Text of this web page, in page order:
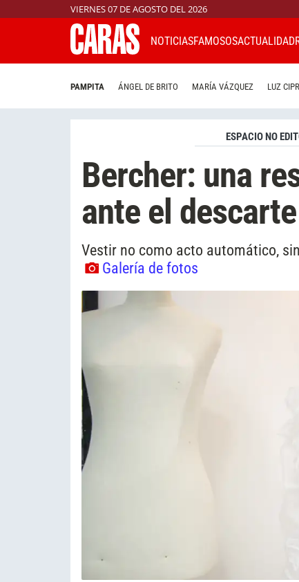
VIERNES 07 DE AGOSTO DEL 2026
NOTICIASFAMOSOSACTUALIDAD
PAMPITA ÁNGEL DE BRITO MARÍA VÁZQUEZ LUZ
ESPACIO NO
Bercher: una
ante el
Vestir no como acto automático,
Galería de fotos